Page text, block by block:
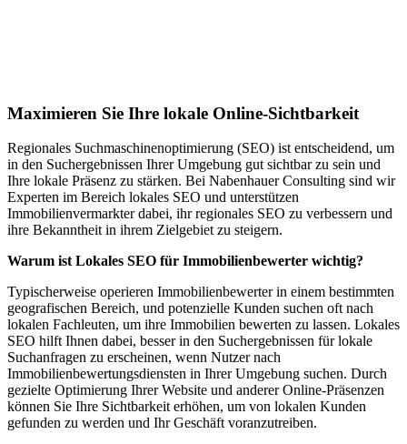
Maximieren Sie Ihre lokale Online-Sichtbarkeit
Regionales Suchmaschinenoptimierung (SEO) ist entscheidend, um
in den Suchergebnissen Ihrer Umgebung gut sichtbar zu sein und
Ihre lokale Präsenz zu stärken. Bei Nabenhauer Consulting sind wir
Experten im Bereich lokales SEO und unterstützen
Immobilienvermarkter dabei, ihr regionales SEO zu verbessern und
ihre Bekanntheit in ihrem Zielgebiet zu steigern.
Warum ist Lokales SEO für Immobilienbewerter wichtig?
Typischerweise operieren Immobilienbewerter in einem bestimmten
geografischen Bereich, und potenzielle Kunden suchen oft nach
lokalen Fachleuten, um ihre Immobilien bewerten zu lassen. Lokales
SEO hilft Ihnen dabei, besser in den Suchergebnissen für lokale
Suchanfragen zu erscheinen, wenn Nutzer nach
Immobilienbewertungsdiensten in Ihrer Umgebung suchen. Durch
gezielte Optimierung Ihrer Website und anderer Online-Präsenzen
können Sie Ihre Sichtbarkeit erhöhen, um von lokalen Kunden
gefunden zu werden und Ihr Geschäft voranzutreiben.